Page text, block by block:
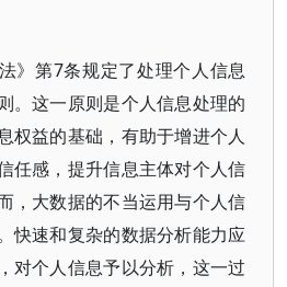
》第7条规定了处理个人信息
。这一原则是个人信息处理的
权益的基础，有助于增进个人
任感，提升信息主体对个人信
，大数据的不当运用与个人信
快速和复杂的数据分析能力应
对个人信息予以分析，这一过